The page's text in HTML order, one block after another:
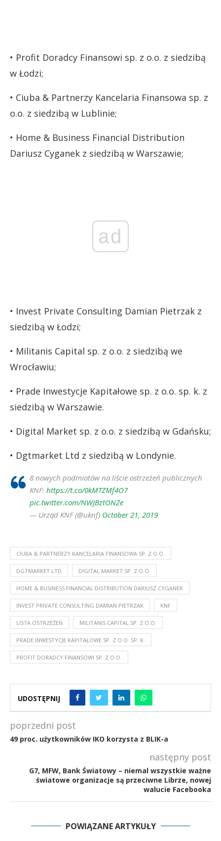
• Profit Doradcy Finansowi sp. z o.o. z siedzibą
w Łodzi;
• Ciuba & Partnerzy Kancelaria Finansowa sp. z
o.o. z siedzibą w Lublinie;
• Home & Business Financial Distribution
Dariusz Cyganek z siedzibą w Warszawie;
ad
• Invest Private Consulting Damian Pietrzak z
siedzibą w Łodzi;
• Militanis Capital sp. z o.o. z siedzibą we
Wrocławiu;
• Prade Inwestycje Kapitałowe sp. z o.o. sp. k. z
siedzibą w Warszawie.
• Digital Market sp. z o.o. z siedzibą w Gdańsku;
• Dgtmarket Ltd z siedzibą w Londynie.
8 nowych podmiotów na liście ostrzeżeń publicznych
KNF: https://t.co/0kMTZMf4O7
pic.twitter.com/NWJBztONZe
— Urząd KNF (@uknf) October 21, 2019
CIUBA & PARTNERZY KANCELARIA FINANSOWA SP. Z O.O.
DGTMARKET LTD DIGITAL MARKET SP. Z O.O.
HOME & BUSINESS FINANCIAL DISTRIBUTION DARIUSZ CYGANEK
INVEST PRIVATE CONSULTING DAMIAN PIETRZAK KNF
LISTA OSTRZEŻEŃ MILITANIS CAPITAL SP. Z O.O.
PRADE INWESTYCJE KAPITAŁOWE SP. Z O.O. SP. K.
PROFIT DORADCY FINANSOWI SP. Z O.O.
UDOSTĘPNIJ
poprzedni post
49 proc. użytkowników IKO korzysta z BLIK-a
następny post
G7, MFW, Bank Światowy – niemal wszystkie ważne
światowe organizacje są przeciwne Librze, nowej
walucie Facebooka
POWIĄZANE ARTYKUŁY